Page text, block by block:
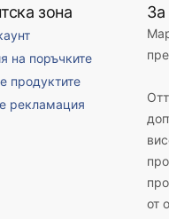
зона
на поръчките
продуктите
рекламация
За
от